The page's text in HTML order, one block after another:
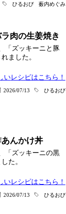
ひるおび 薮内めぐみ
肉の生姜焼き
「ズッキーニと豚
ました。
いレシピはこちら！
2026/07/13 ひるおび
あんかけ丼
「ズッキーニの黒
た。
いレシピはこちら！
2026/07/13 ひるおび